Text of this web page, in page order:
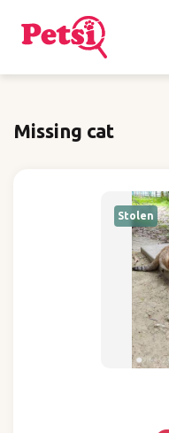
Missing cat
Stolen